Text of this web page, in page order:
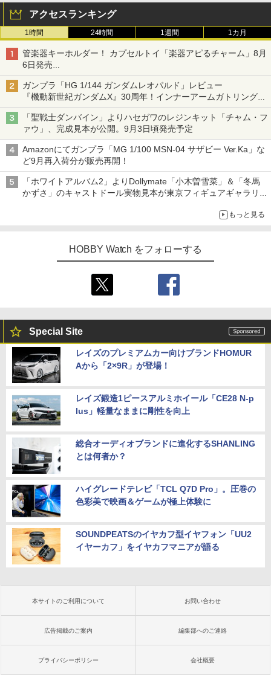
アクセスランキング
1時間 24時間 1週間 1カ月
管楽器キーホルダー！ カプセルトイ「楽器アピるチャーム」8月
6日発売
チューバ、テナサクなど5種各3色
ガンプラ「HG 1/144 ガンダムレオパルド」レビュー
『機動新世紀ガンダムX』30周年！インナーアームガトリングの
変形機構まで再現し最新フォーマットでキット化！
「聖戦士ダンバイン」よりハセガワのレジンキット「チャム・フ
ァウ」、完成見本が公開。9月3日頃発売予定
Amazonにてガンプラ「MG 1/100 MSN-04 サザビー Ver.Ka」な
ど9月再入荷分が販売再開！
「ホワイトアルバム2」よりDollymate「小木曽雪菜」＆「冬馬
かずさ」のキャストドール実物見本が東京フィギュアギャラリー
もっと見る
HOBBY Watch をフォローする
Special Site
レイズのプレミアムカー向けブランドHOMUR
Aから「2×9R」が登場！
レイズ鍛造1ピースアルミホイール「CE28 N-p
lus」軽量なままに剛性を向上
総合オーディオブランドに進化するSHANLING
とは何者か？
ハイグレードテレビ「TCL Q7D Pro」。圧巻の
色彩美で映画＆ゲームが極上体験に
SOUNDPEATSのイヤカフ型イヤフォン「UU2
イヤーカフ」をイヤカフマニアが語る
本サイトのご利用について お問い合わせ
広告掲載のご案内 編集部へのご連絡
プライバシーポリシー 会社概要